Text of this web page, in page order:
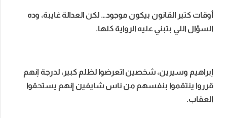
أوقات كتير القانون بيكون موجود… لكن العدالة غايبة، وده
السؤال اللي بتبني عليه الرواية كلها.
إبراهيم وسيرين، شخصين اتعرضوا لظلم كبير، لدرجة إنهم
قرروا ينتقموا بنفسهم من ناس شايفين إنهم يستحقوا
العقاب.